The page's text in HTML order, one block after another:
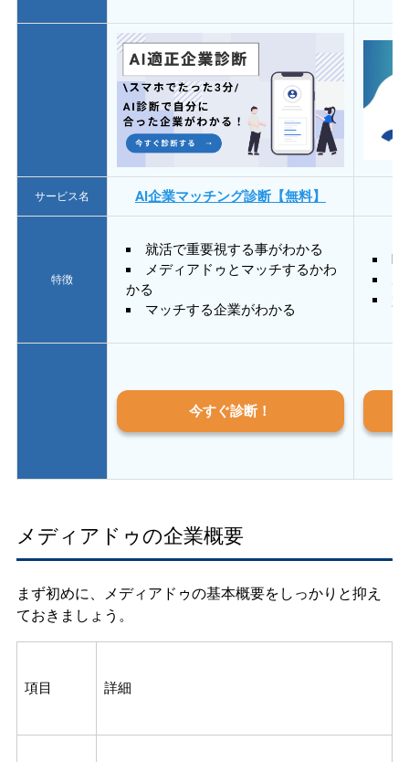
サービス名 AI企業マッチング診断【無料】
特徴
就活で重要視する事がわかる
メディアドゥとマッチするかわ
かる
マッチする企業がわかる
質
今すぐ診断！
メディアドゥの企業概要
まず初めに、メディアドゥの基本概要をしっかりと抑え
ておきましょう。
項目 詳細